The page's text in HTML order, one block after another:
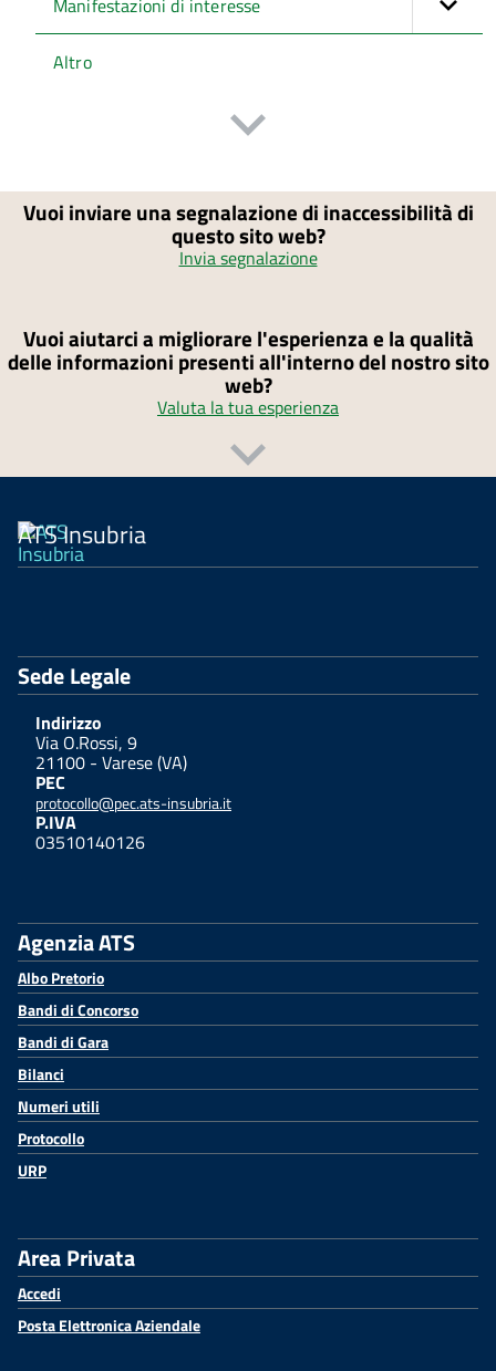
Manifestazioni di interesse
Altro
Vuoi inviare una segnalazione di inaccessibilità di
questo sito web?
Invia segnalazione
Vuoi aiutarci a migliorare l'esperienza e la qualità
delle informazioni presenti all'interno del nostro sito
web?
Valuta la tua esperienza
ATS Insubria
Sede Legale
Indirizzo
Via O.Rossi, 9
21100 - Varese (VA)
PEC
protocollo@pec.ats-insubria.it
P.IVA
03510140126
Agenzia ATS
Albo Pretorio
Bandi di Concorso
Bandi di Gara
Bilanci
Numeri utili
Protocollo
URP
Area Privata
Accedi
Posta Elettronica Aziendale